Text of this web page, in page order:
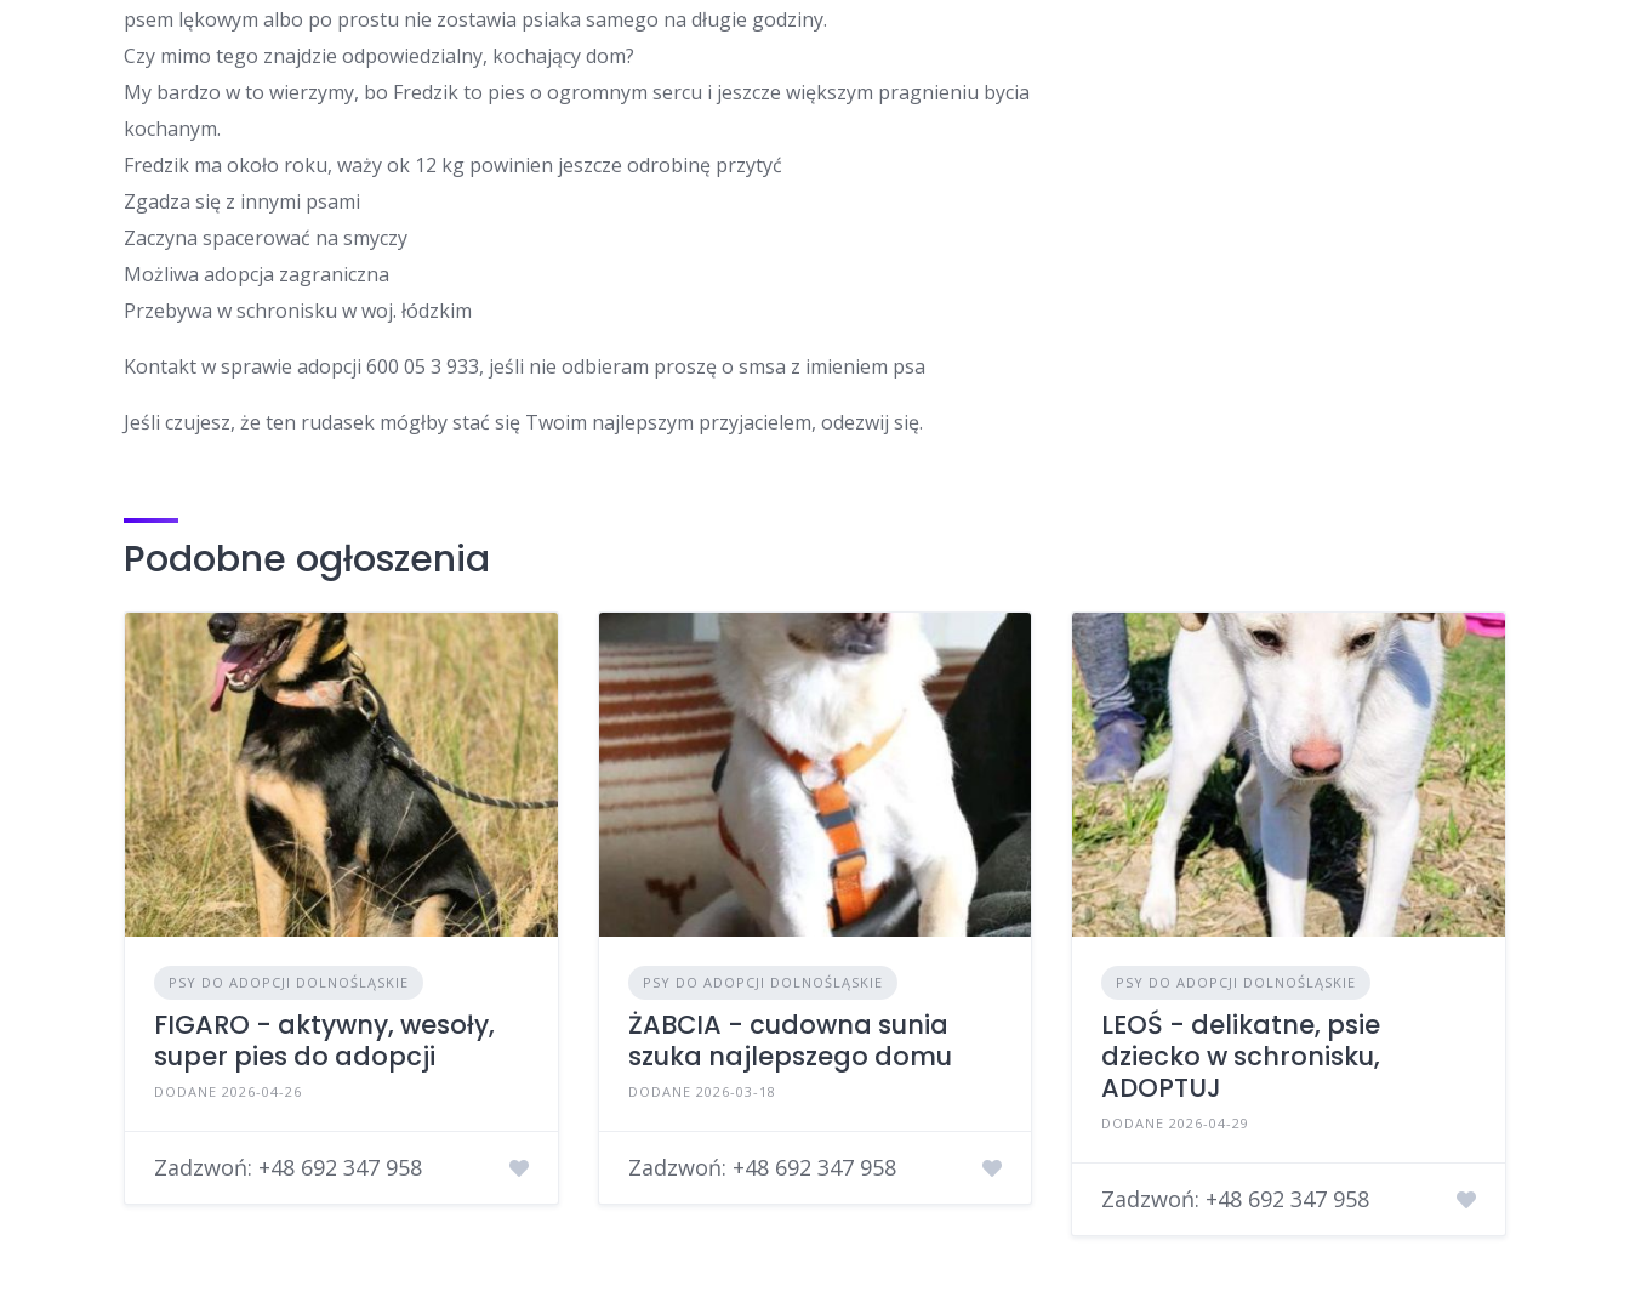
psem lękowym albo po prostu nie zostawia psiaka samego na długie godziny.
Czy mimo tego znajdzie odpowiedzialny, kochający dom?
My bardzo w to wierzymy, bo Fredzik to pies o ogromnym sercu i jeszcze większym pragnieniu bycia
kochanym.
Fredzik ma około roku, waży ok 12 kg powinien jeszcze odrobinę przytyć
Zgadza się z innymi psami
Zaczyna spacerować na smyczy
Możliwa adopcja zagraniczna
Przebywa w schronisku w woj. łódzkim
Kontakt w sprawie adopcji 600 05 3 933, jeśli nie odbieram proszę o smsa z imieniem psa
Jeśli czujesz, że ten rudasek mógłby stać się Twoim najlepszym przyjacielem, odezwij się.
Podobne ogłoszenia
PSY DO ADOPCJI DOLNOŚLĄSKIE
FIGARO - aktywny, wesoły,
super pies do adopcji
DODANE 2026-04-26
Zadzwoń: +48 692 347 958
PSY DO ADOPCJI DOLNOŚLĄSKIE
ŻABCIA - cudowna sunia
szuka najlepszego domu
DODANE 2026-03-18
Zadzwoń: +48 692 347 958
PSY DO ADOPCJI DOLNOŚLĄSKIE
LEOŚ - delikatne, psie
dziecko w schronisku,
ADOPTUJ
DODANE 2026-04-29
Zadzwoń: +48 692 347 958